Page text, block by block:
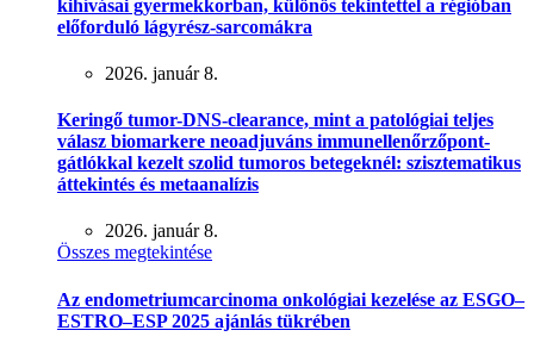
kihívásai gyermekkorban, különös tekintettel a régióban
előforduló lágyrész-sarcomákra
2026. január 8.
Keringő tumor-DNS-clearance, mint a patológiai teljes
válasz biomarkere neoadjuváns immunellenőrzőpont-
gátlókkal kezelt szolid tumoros betegeknél: szisztematikus
áttekintés és metaanalízis
2026. január 8.
Összes megtekintése
Az endometriumcarcinoma onkológiai kezelése az ESGO–
ESTRO–ESP 2025 ajánlás tükrében